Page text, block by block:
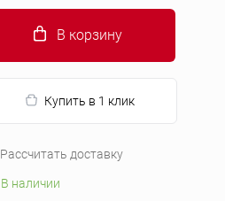
В корзину
Купить в 1 клик
Рассчитать доставку
В наличии